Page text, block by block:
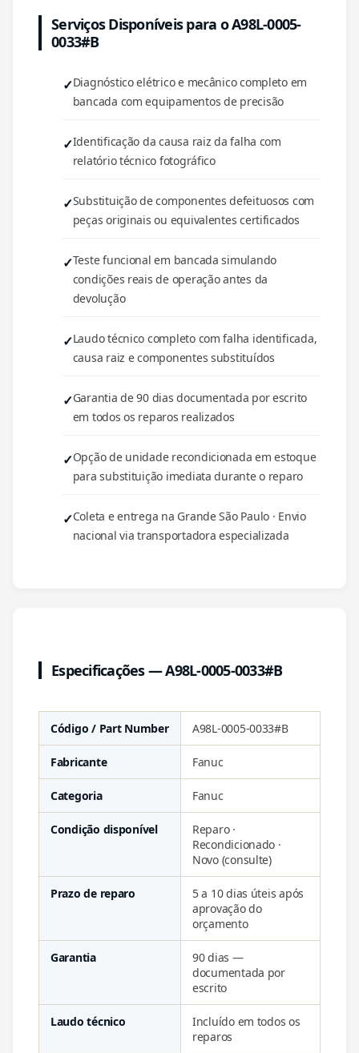
Serviços Disponíveis para o A98L-0005-
0033#B
Diagnóstico elétrico e mecânico completo em
bancada com equipamentos de precisão
Identificação da causa raiz da falha com
relatório técnico fotográfico
Substituição de componentes defeituosos com
peças originais ou equivalentes certificados
Teste funcional em bancada simulando
condições reais de operação antes da
devolução
Laudo técnico completo com falha identificada,
causa raiz e componentes substituídos
Garantia de 90 dias documentada por escrito
em todos os reparos realizados
Opção de unidade recondicionada em estoque
para substituição imediata durante o reparo
Coleta e entrega na Grande São Paulo · Envio
nacional via transportadora especializada
Especificações — A98L-0005-0033#B
Código / Part Number A98L-0005-0033#B
Fabricante Fanuc
Categoria Fanuc
Condição disponível
Reparo ·
Recondicionado ·
Novo (consulte)
Prazo de reparo
5 a 10 dias úteis após
aprovação do
orçamento
Garantia
90 dias —
documentada por
escrito
Laudo técnico
Incluído em todos os
reparos